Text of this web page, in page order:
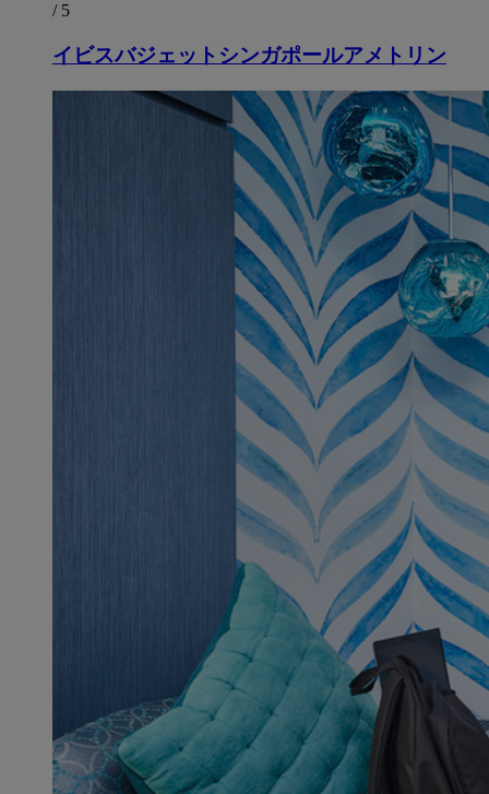
/ 5
イビスバジェットシンガポールアメトリン